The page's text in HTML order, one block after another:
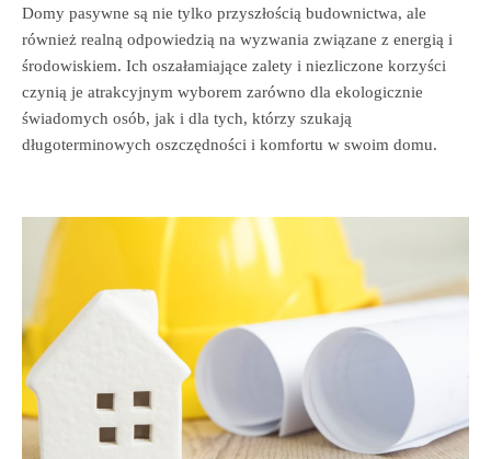
Domy pasywne są nie tylko przyszłością budownictwa, ale
również realną odpowiedzią na wyzwania związane z energią i
środowiskiem. Ich oszałamiające zalety i niezliczone korzyści
czynią je atrakcyjnym wyborem zarówno dla ekologicznie
świadomych osób, jak i dla tych, którzy szukają
długoterminowych oszczędności i komfortu w swoim domu.